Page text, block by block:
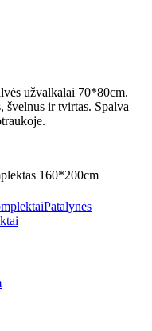
užvalkalai 70*80cm.
švelnus ir tvirtas. Spalva
160*200cm
Patalynės